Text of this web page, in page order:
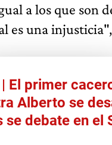
a los que son
es una
El primer
Alberto se
se debate en el